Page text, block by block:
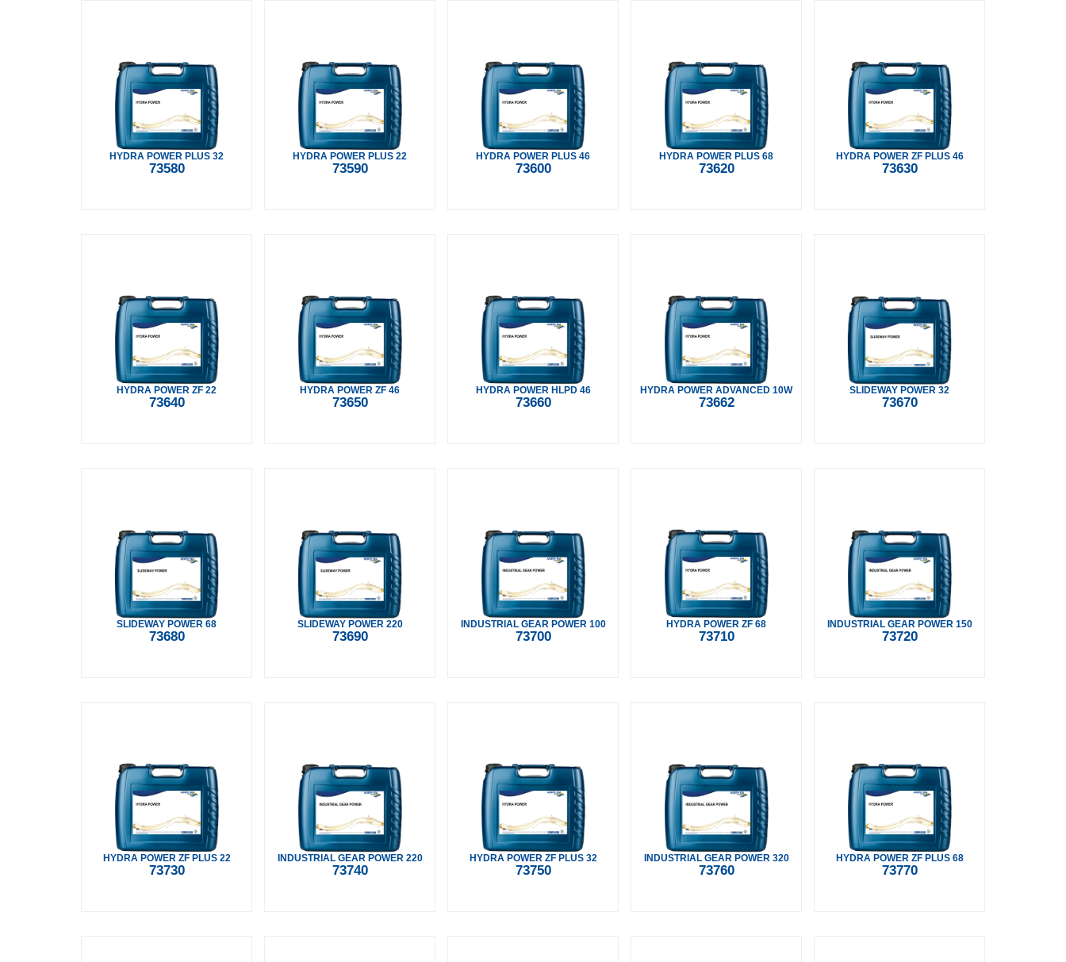
HYDRA POWER PLUS 32
73580
HYDRA POWER PLUS 22
73590
HYDRA POWER PLUS 46
73600
HYDRA POWER PLUS 68
73620
HYDRA POWER ZF PLUS 46
73630
HYDRA POWER ZF 22
73640
HYDRA POWER ZF 46
73650
HYDRA POWER HLPD 46
73660
HYDRA POWER ADVANCED 10W
73662
SLIDEWAY POWER 32
73670
SLIDEWAY POWER 68
73680
SLIDEWAY POWER 220
73690
INDUSTRIAL GEAR POWER 100
73700
HYDRA POWER ZF 68
73710
INDUSTRIAL GEAR POWER 150
73720
HYDRA POWER ZF PLUS 22
73730
INDUSTRIAL GEAR POWER 220
73740
HYDRA POWER ZF PLUS 32
73750
INDUSTRIAL GEAR POWER 320
73760
HYDRA POWER ZF PLUS 68
73770